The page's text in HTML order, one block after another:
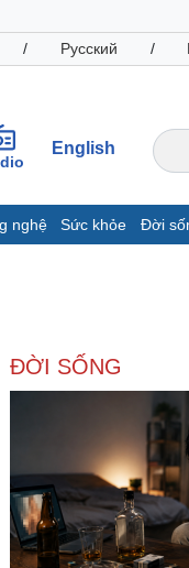
/ Русский /
English
nghệ Sức khỏe Đời
Giá
doanh nghiệp
24h
Tin
Trải
ĐỜI SỐNG